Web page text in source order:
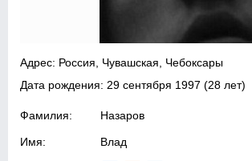
Адрес: Россия, Чувашская, Чебоксары
Дата рождения: 29 сентября 1997 (28 лет)
Фамилия: Назаров
Имя: Влад